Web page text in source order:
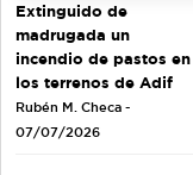
Extinguido de
madrugada un
incendio de pastos en
los terrenos de Adif
Rubén M. Checa -
07/07/2026